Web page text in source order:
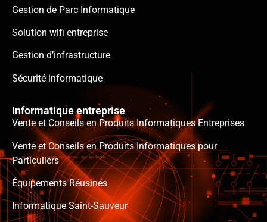
Gestion de Parc Informatique
Solution wifi entreprise
Gestion d’infrastructure
Sécurité informatique
Informatique entreprise
Vente et Conseils en Produits Informatiques Entreprises
Vente et Conseils en Produits Informatiques pour
Particuliers
Équipements Réusinés
Informatique Saint-Sauveur